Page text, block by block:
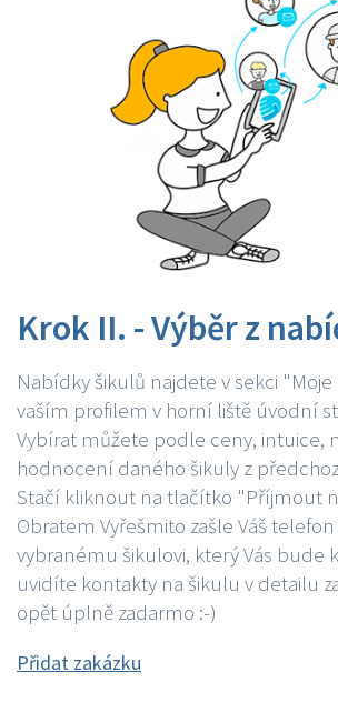
Krok II. - Výběr z
Nabídky šikulů najdete v sekci "Moje
vaším profilem v horní liště úvodní
Vybírat můžete podle ceny, intuice,
hodnocení daného šikuly z
Stačí kliknout na tlačítko "Příjmout
Obratem Vyřešmito zašle Váš
vybranému šikulovi, který Vás bude
uvidíte kontakty na šikulu v detailu
opět úplně zadarmo :-)
Přidat zakázku